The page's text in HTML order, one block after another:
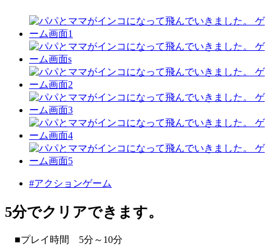
#アクションゲーム
5分でクリアできます。
■プレイ時間 5分～10分